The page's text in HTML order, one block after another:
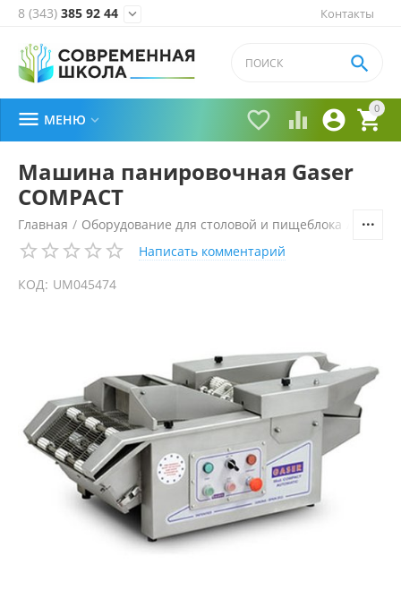
Контакты
8 (343) 385 92 44 
0


 

 МЕНЮ 
Машина панировочная Gaser
COMPACT
Главная / Оборудование для столовой и пищеблока
Написать комментарий
КОД: UM045474